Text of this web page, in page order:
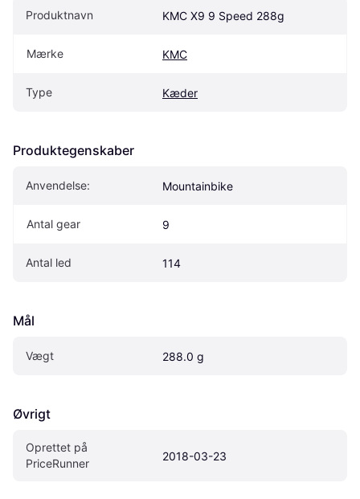
Produktnavn KMC X9 9 Speed 288g
Mærke KMC
Type Kæder
Produktegenskaber
Anvendelse: Mountainbike
Antal gear 9
Antal led 114
Mål
Vægt 288.0 g
Øvrigt
Oprettet på
PriceRunner
2018-03-23